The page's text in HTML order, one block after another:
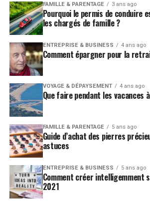
FAMILLE & PARENTAGE 3 ans ago
Pourquoi le permis de conduire
les chargés de famille ?
ENTREPRISE & BUSINESS 4 ans ago
Comment épargner pour la
VOYAGE & DÉPAYSEMENT 4 ans ago
Que faire pendant les vacances
FAMILLE & PARENTAGE 5 ans ago
Guide d’achat des pierres
astuces
ENTREPRISE & BUSINESS 5 ans ago
Comment créer intelligemment
2021